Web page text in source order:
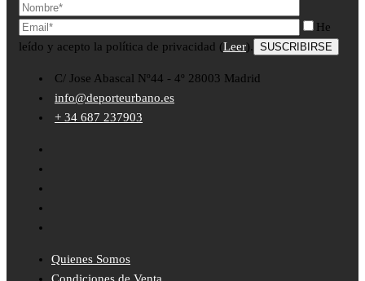
He
leído y acepto la política de privacidad (Leer).
C/ Jose Abascal Nº44 - 4º 28003 Madrid
info@deporteurbano.es
+ 34 687 237903
Quienes Somos